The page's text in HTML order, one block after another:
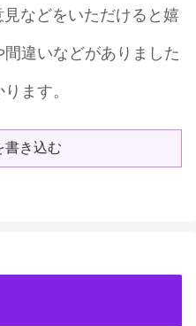
などをいただけると嬉
違いなどがありました
ます。
書き込む